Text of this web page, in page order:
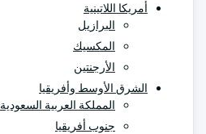
أمريكا اللاتينية
البرازيل
المكسيك
الأرجنتين
الشرق الأوسط وأفريقيا
المملكة العربية السعودية
جنوب أفريقيا